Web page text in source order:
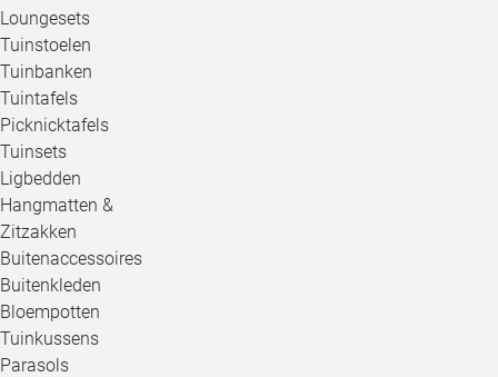
Loungesets
Tuinstoelen
Tuinbanken
Tuintafels
Picknicktafels
Tuinsets
Ligbedden
Hangmatten &
Zitzakken
Buitenaccessoires
Buitenkleden
Bloempotten
Tuinkussens
Parasols